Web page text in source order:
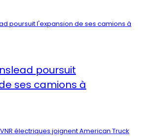
poursuit
ses camions à